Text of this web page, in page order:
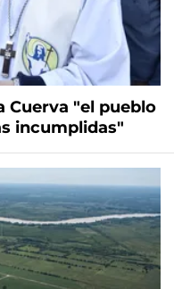
Cuerva "el pueblo
incumplidas"